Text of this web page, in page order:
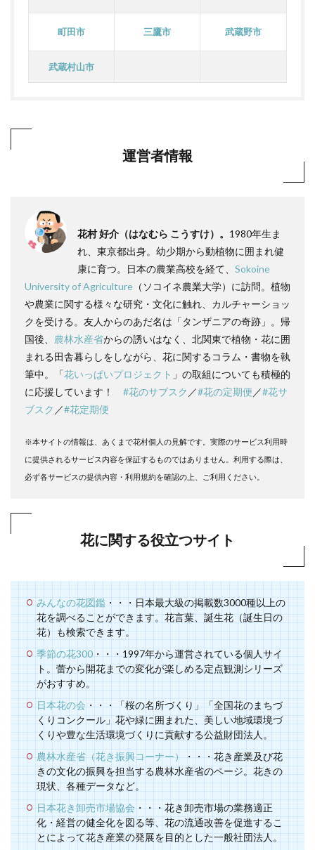
町田市 三鷹市 武蔵野市
武蔵村山市
運営者情報
花村 好介（はなむら こうすけ）。 1980年生ま
れ、東京都出身。幼少期から動植物に囲まれ健
康に育つ。日本の農業高校を経て、 Sokoine
University of Agriculture （ソコイネ農業大学）に訪問。植物
や農業に関する様々な研究・文化に触れ、カルチャーショッ
クを受ける。友人からのあだ名は「タンザニアの奇跡」。帰
国後、 農林水産省からの誘いはなく、北関東で植物・花に囲
まれる田舎暮らしをしながら、花に関するコラム・書物を執
筆中。「花いっぱいプロジェクト 」の取組についても積極的
に応援しています！ #花のサブスク ／#花の定期便 ／#花サ
ブスク ／#花定期便
※本サイトの情報は、あくまで花村個人の見解です。実際のサービス利用時
に提供されるサービス内容を保証するものではありません。利用する際は、
必ず各サービスの提供内容・利用規約を確認の上、ご利用ください。
花に関する役立つサイト
みんなの花図鑑 ・・・日本最大級の掲載数3000種以上の
花を調べることができます。花言葉、誕生花（誕生日の
花）も検索できます。
季節の花300・・・1997年から運営されている個人サイ
ト。蕾から開花までの変化が楽しめる定点観測シリーズ
がおすすめ。
日本花の会・・・「桜の名所づくり」「全国花のまちづ
くりコンクール」花や緑に囲まれた、美しい地域環境づ
くりや豊な生活環境づくりに貢献する公益財団法人。
農林水産省（花き振興コーナー）・・・花き産業及び花
きの文化の振興を担当する農林水産省のページ。花きの
現状、各種データなど。
日本花き卸売市場協会・・・花き卸売市場の業務適正
化・経営の健全化を図る等、花の流通改善を促進するこ
とによって花き産業の発展を目的とした一般社団法人。